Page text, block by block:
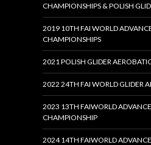
CHAMPIONSHIPS & POLISH
2019 10TH FAI WORLD
CHAMPIONSHIPS
2021 POLISH GLIDER
2022 24TH FAI WORLD GLIDER
2023 13TH FAIWORLD
CHAMPIONSHIP
2024 14TH FAIWORLD